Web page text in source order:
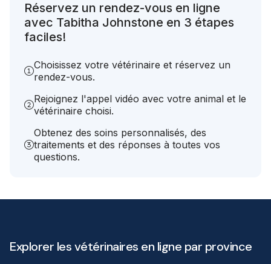
Réservez un rendez-vous en ligne
avec Tabitha Johnstone en 3 étapes
faciles!
Choisissez votre vétérinaire et réservez un
rendez-vous.
Rejoignez l'appel vidéo avec votre animal et le
vétérinaire choisi.
Obtenez des soins personnalisés, des
traitements et des réponses à toutes vos
questions.
Explorer les vétérinaires en ligne par province